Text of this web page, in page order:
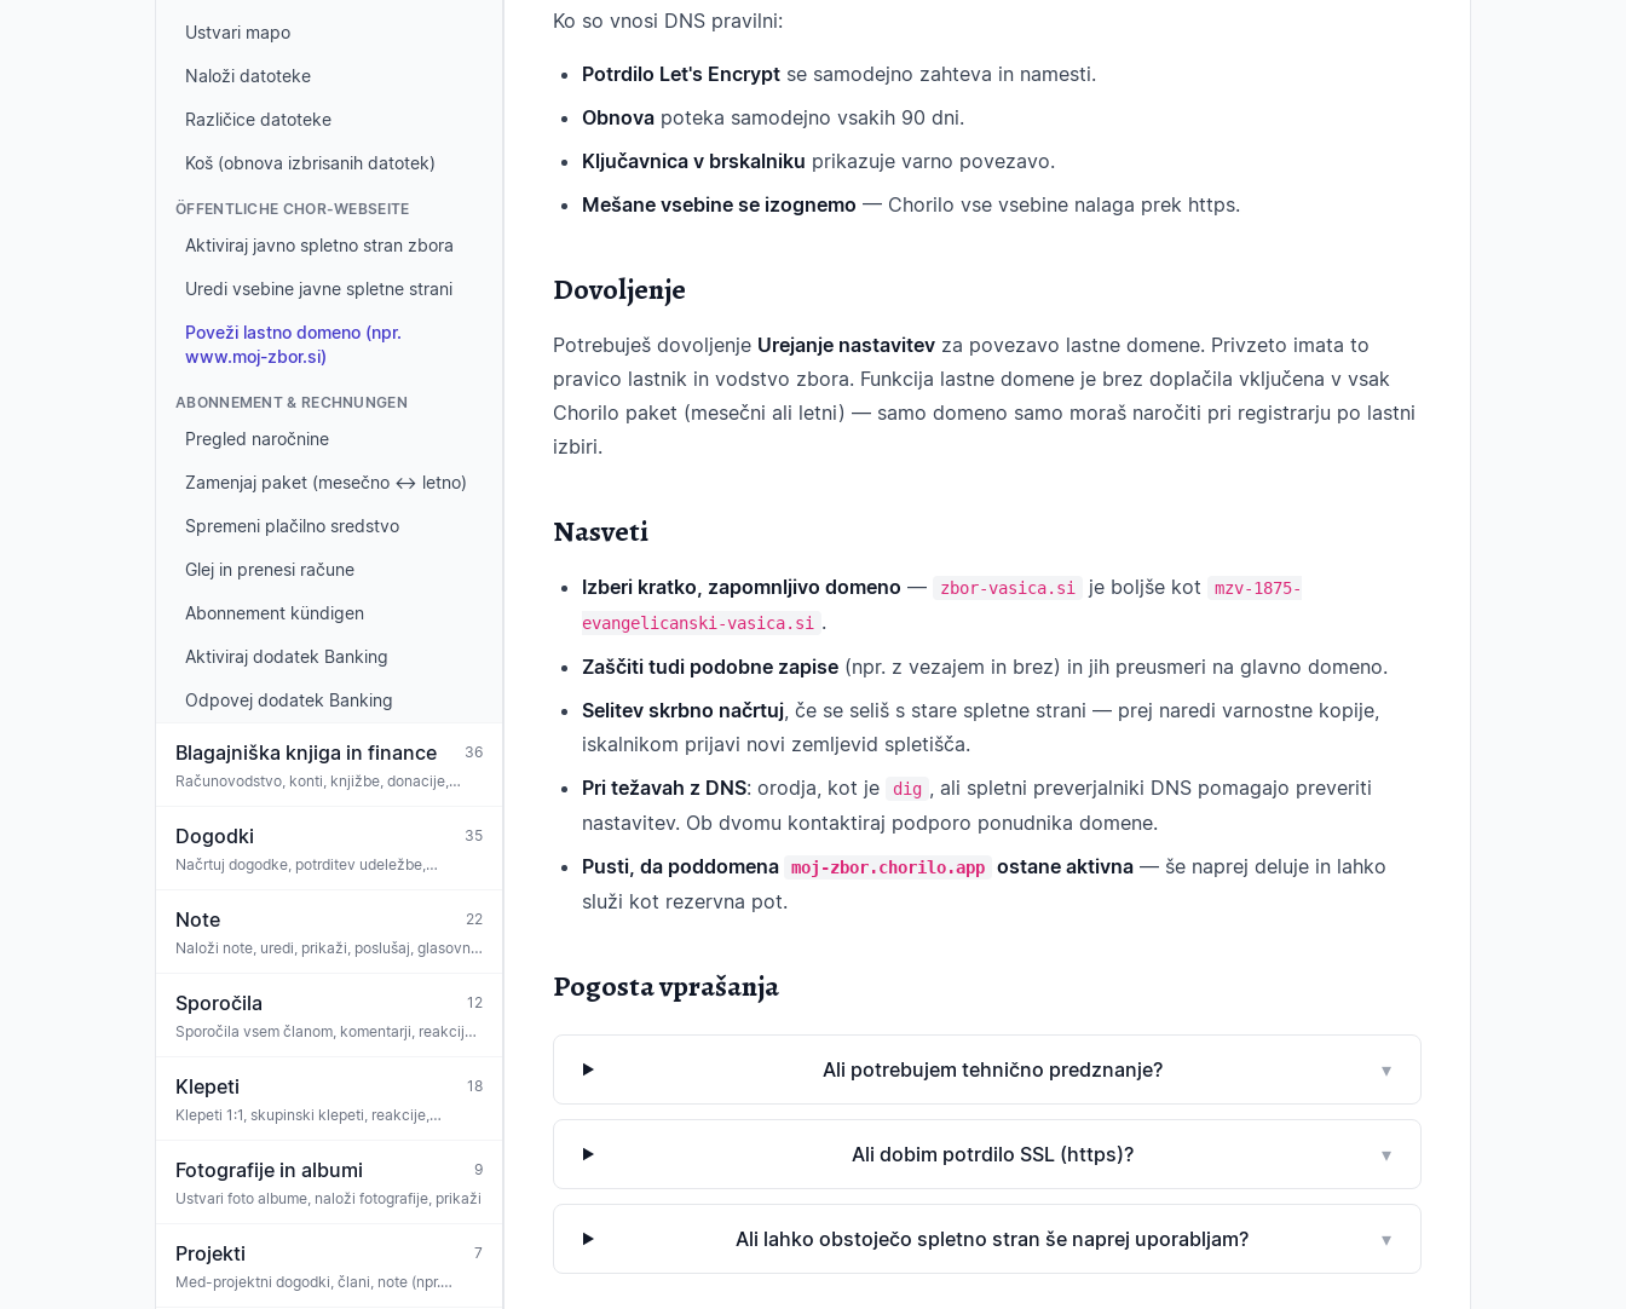
Ustvari mapo
Naloži datoteke
Različice datoteke
Koš (obnova izbrisanih datotek)
ÖFFENTLICHE CHOR-WEBSEITE
Aktiviraj javno spletno stran zbora
Uredi vsebine javne spletne strani
Poveži lastno domeno (npr.
www.moj-zbor.si)
ABONNEMENT & RECHNUNGEN
Pregled naročnine
Zamenjaj paket (mesečno ↔ letno)
Spremeni plačilno sredstvo
Glej in prenesi račune
Abonnement kündigen
Aktiviraj dodatek Banking
Odpovej dodatek Banking
Blagajniška knjiga in finance
36
Računovodstvo, konti, knjižbe, donacije,
Dogodki
35
Načrtuj dogodke, potrditev udeležbe,
Note
22
Naloži note, uredi, prikaži, poslušaj, glasovni
Sporočila
12
Sporočila vsem članom, komentarji, reakcije,
Klepeti
18
Klepeti 1:1, skupinski klepeti, reakcije,
Fotografije in albumi
9
Ustvari foto albume, naloži fotografije, prikaži
Projekti
7
Med-projektni dogodki, člani, note (npr.
Ko so vnosi DNS pravilni:
Potrdilo Let's Encrypt se samodejno zahteva in namesti.
Obnova poteka samodejno vsakih 90 dni.
Ključavnica v brskalniku prikazuje varno povezavo.
Mešane vsebine se izognemo — Chorilo vse vsebine nalaga prek https.
Dovoljenje
Potrebuješ dovoljenje Urejanje nastavitev za povezavo lastne domene. Privzeto imata to
pravico lastnik in vodstvo zbora. Funkcija lastne domene je brez doplačila vključena v vsak
Chorilo paket (mesečni ali letni) — samo domeno samo moraš naročiti pri registrarju po lastni
izbiri.
Nasveti
Izberi kratko, zapomnljivo domeno — zbor-vasica.si je boljše kot
mzv-1875-
evangelicanski-vasica.si
.
Zaščiti tudi podobne zapise (npr. z vezajem in brez) in jih preusmeri na glavno domeno.
Selitev skrbno načrtuj, če se seliš s stare spletne strani — prej naredi varnostne kopije,
iskalnikom prijavi novi zemljevid spletišča.
Pri težavah z DNS: orodja, kot je dig , ali spletni preverjalniki DNS pomagajo preveriti
nastavitev. Ob dvomu kontaktiraj podporo ponudnika domene.
Pusti, da poddomena
moj-zbor.chorilo.app ostane aktivna — še naprej deluje in lahko
služi kot rezervna pot.
Pogosta vprašanja
Ali potrebujem tehnično predznanje? ▾
Ali dobim potrdilo SSL (https)? ▾
Ali lahko obstoječo spletno stran še naprej uporabljam? ▾